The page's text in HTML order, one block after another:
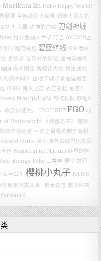
Morikura En Hello Happy World!
最强 宇宙战舰大和号 偶像大师灰姑
梦 七大罪 诸神的逆鳞 刀剑神域
月界金融末世录 叮当 ACCA13区
科学超电磁炮 碧蓝航线 众神眷顾
星掠者 五等分的新娘 魔神英雄传
赤木刚宪 新樱花大战 转生成为
的高木同学 在地下城寻求邂逅是否
CGSS 鬼灭之刃 衣笠彰梧 前言！
Principal 球咏 高校舰队 哆啦A
故尝试证明。 IDOLiSH7 FGO 时
of Underworld 《海兽之子》
魔神
的不适合者 ～史上最强的魔王始祖
Grand Order 绝对魔兽战线巴比伦尼
卡丘 Nanabun no Nijuuni 继母的拖
Fate strange Fake 三井寿 悟空 数码
女与战车 櫻桃小丸子 RAISE
界就拿出真本事~ 樱木花道 魔法科高
Persona 5